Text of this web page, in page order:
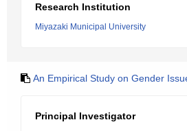
Research Institution
Miyazaki Municipal University
An Empirical Study on Gender
Principal Investigator